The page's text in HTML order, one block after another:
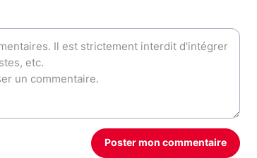
Poster mon commentaire